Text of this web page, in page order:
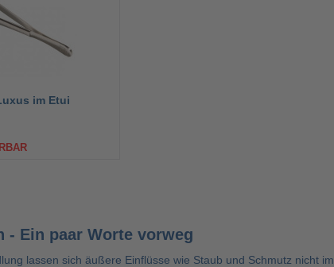
im Etui
- Ein paar Worte vorweg
lassen sich äußere Einflüsse wie Staub und Schmutz nicht